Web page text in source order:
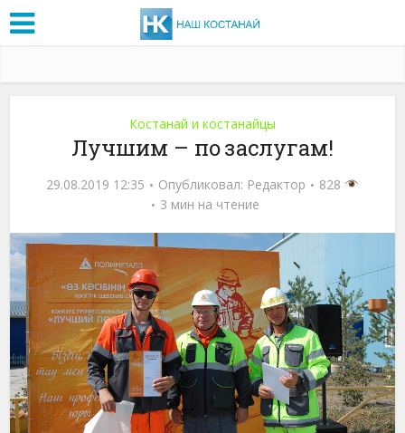
Костанай и костанайцы
Лучшим – по заслугам!
29.08.2019 12:35 Опубликовал: Редактор
828
3 мин на чтение